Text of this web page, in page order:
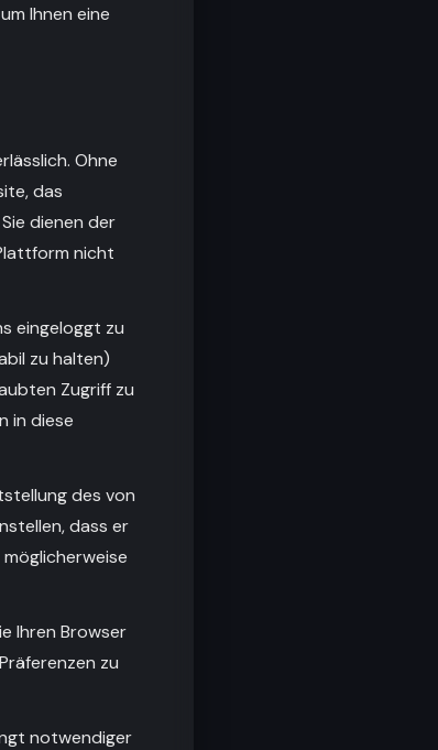
Ihnen eine
Ohne
das
dienen der
nicht
eingeloggt zu
zu halten)
Zugriff zu
in diese
des von
dass er
Ihren Browser
zu
notwendiger